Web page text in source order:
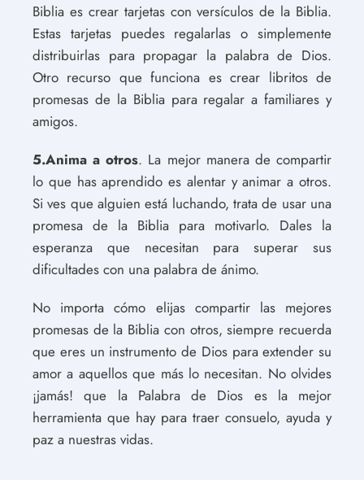
Biblia es crear tarjetas con versículos de la Biblia.
Estas tarjetas puedes regalarlas o simplemente
distribuirlas para propagar la palabra de Dios.
Otro recurso que funciona es crear libritos de
promesas de la Biblia para regalar a familiares y
amigos.
5.Anima a otros. La mejor manera de compartir
lo que has aprendido es alentar y animar a otros.
Si ves que alguien está luchando, trata de usar una
promesa de la Biblia para motivarlo. Dales la
esperanza que necesitan para superar sus
dificultades con una palabra de ánimo.
No importa cómo elijas compartir las mejores
promesas de la Biblia con otros, siempre recuerda
que eres un instrumento de Dios para extender su
amor a aquellos que más lo necesitan. No olvides
¡jamás! que la Palabra de Dios es la mejor
herramienta que hay para traer consuelo, ayuda y
paz a nuestras vidas.